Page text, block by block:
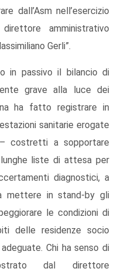
dall’Asm nell’esercizio
amministrativo
Gerli”.
in passivo il bilancio di
grave alla luce dei
ha fatto registrare in
sanitarie erogate
costretti a sopportare
liste di attesa per
diagnostici, a
mettere in stand-by gli
le condizioni di
delle residenze socio
Chi ha senso di
dal direttore